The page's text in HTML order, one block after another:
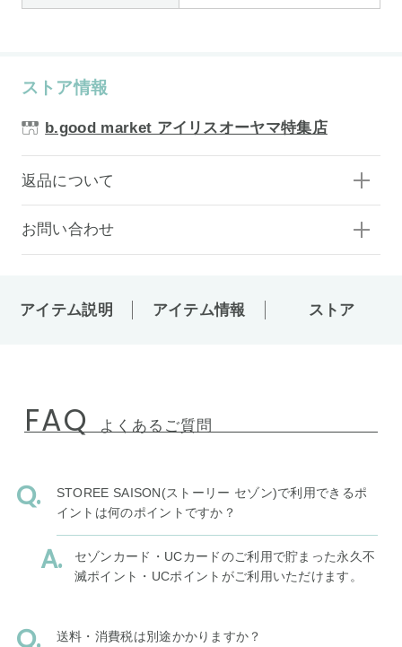
ストア情報
b.good market アイリスオーヤマ特集店
返品について
お問い合わせ
アイテム説明 アイテム情報 ストア
FAQ よくあるご質問
STOREE SAISON(ストーリー セゾン)で利用できるポ
イントは何のポイントですか？
セゾンカード・UCカードのご利用で貯まった永久不
滅ポイント・UCポイントがご利用いただけます。
送料・消費税は別途かかりますか？